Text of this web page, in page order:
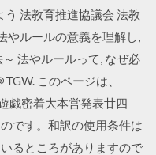
法教育推進協議会 法教
ルールの意義を理解し,
法やルールって, なぜ必
このページは、
戯密着大本営発表廿四
です。和訳の使用条件は
るところがありますので